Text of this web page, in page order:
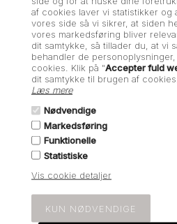
af cookies laver vi statistikker og
vores side så vi sikrer, at siden
vores markedsføring bliver
dit samtykke, så tillader du, at vi
behandler de
cookies. Klik på "Accepter fuld
dit samtykke til brugen af cookies.
Læs mere
Nødvendige
Markedsføring
Funktionelle
Statistiske
Vis cookie detaljer